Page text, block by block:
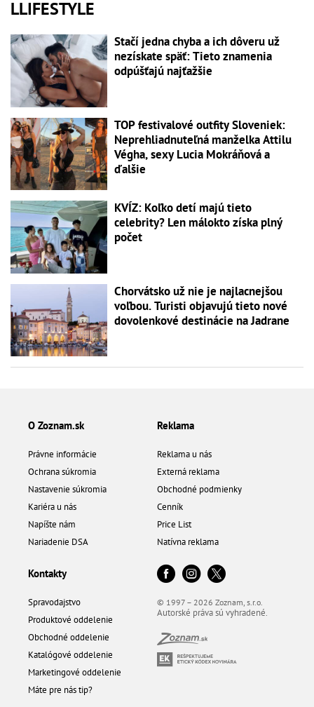
LLIFESTYLE
Stačí jedna chyba a ich dôveru už
nezískate späť: Tieto znamenia
odpúšťajú najťažšie
TOP festivalové outfity Sloveniek:
Neprehliadnuteľná manželka Attilu
Végha, sexy Lucia Mokráňová a
ďalšie
KVÍZ: Koľko detí majú tieto
celebrity? Len málokto získa plný
počet
Chorvátsko už nie je najlacnejšou
voľbou. Turisti objavujú tieto nové
dovolenkové destinácie na Jadrane
O Zoznam.sk
Právne informácie
Ochrana súkromia
Nastavenie súkromia
Kariéra u nás
Napíšte nám
Nariadenie DSA
Reklama
Reklama u nás
Externá reklama
Obchodné podmienky
Cenník
Price List
Natívna reklama
Kontakty
Spravodajstvo
Produktové oddelenie
Obchodné oddelenie
Katalógové oddelenie
Marketingové oddelenie
Máte pre nás tip?
© 1997 – 2026 Zoznam, s.r.o.
Autorské práva sú vyhradené.